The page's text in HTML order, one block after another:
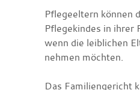
Pflegeeltern können
Pflegekindes in ihrer
wenn die leiblichen
nehmen möchten.
Das Familiengericht